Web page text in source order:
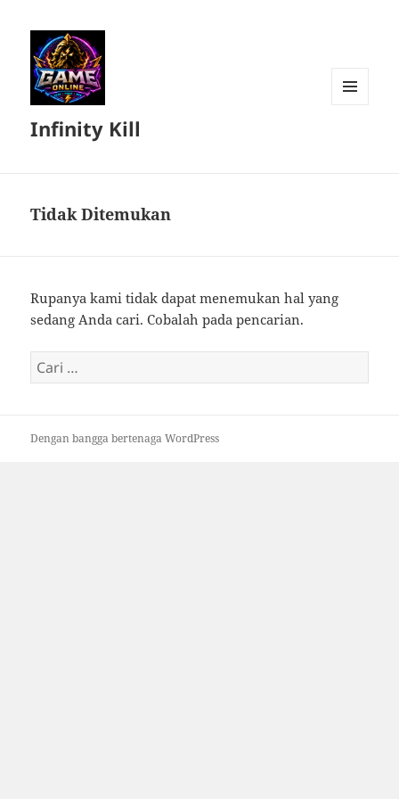
Infinity Kill
Tidak Ditemukan
Rupanya kami tidak dapat menemukan hal yang
sedang Anda cari. Cobalah pada pencarian.
Cari
untuk:
Dengan bangga bertenaga WordPress